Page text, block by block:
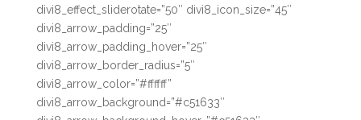
divi8_effect_sliderotate=”50″ divi8_icon_size=”45″
divi8_arrow_padding=”25″
divi8_arrow_padding_hover=”25″
divi8_arrow_border_radius=”5″
divi8_arrow_color=”#ffffff”
divi8_arrow_background=”#c51633″